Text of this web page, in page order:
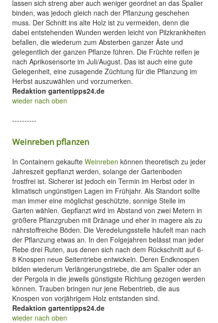
lassen sich streng aber auch weniger geordnet an das Spalier
binden, was jedoch gleich nach der Pflanzung geschehen
muss. Der Schnitt ins alte Holz ist zu vermeiden, denn die
dabei entstehenden Wunden werden leicht von Pilzkrankheiten
befallen, die wiederum zum Absterben ganzer Äste und
gelegentlich der ganzen Pflanze führen. Die Früchte reifen je
nach Aprikosensorte im Juli/August. Das ist auch eine gute
Gelegenheit, eine zusagende Züchtung für die Pflanzung im
Herbst auszuwählen und vorzumerken.
Redaktion gartentipps24.de
wieder nach oben
----------
Weinreben pflanzen
In Containern gekaufte Weinreben können theoretisch zu jeder
Jahreszeit gepflanzt werden, solange der Gartenboden
frostfrei ist. Sicherer ist jedoch ein Termin im Herbst oder in
klimatisch ungünstigen Lagen im Frühjahr. Als Standort sollte
man immer eine möglichst geschützte, sonnige Stelle im
Garten wählen. Gepflanzt wird im Abstand von zwei Metern in
größere Pflanzgruben mit Dränage und eher in magere als zu
nährstoffreiche Böden. Die Veredelungsstelle häufelt man nach
der Pflanzung etwas an. In den Folgejahren belässt man jeder
Rebe drei Ruten, aus denen sich nach dem Rückschnitt auf 6-
8 Knospen neue Seitentriebe entwickeln. Deren Endknospen
bilden wiederum Verlängerungstriebe, die am Spalier oder an
der Pergola in die jeweils günstigste Richtung gezogen werden
können. Trauben bringen nur jene Rebentrieb, die aus
Knospen von vorjährigem Holz entstanden sind.
Redaktion gartentipps24.de
wieder nach oben